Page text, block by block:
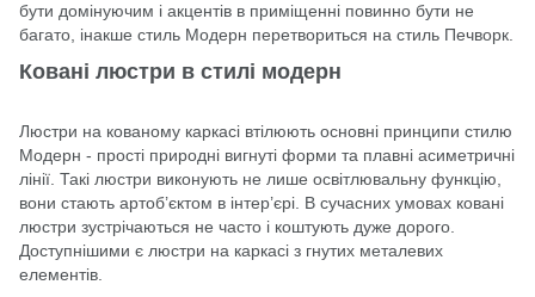
бути домінуючим і акцентів в приміщенні повинно бути не
багато, інакше стиль Модерн перетвориться на стиль Печворк.
Ковані люстри в стилі модерн
Люстри на кованому каркасі втілюють основні принципи стилю
Модерн - прості природні вигнуті форми та плавні асиметричні
лінії. Такі люстри виконують не лише освітлювальну функцію,
вони стають артоб’єктом в інтер’єрі. В сучасних умовах ковані
люстри зустрічаються не часто і коштують дуже дорого.
Доступнішими є люстри на каркасі з гнутих металевих
елементів.